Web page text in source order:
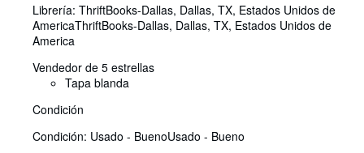
Librería: ThriftBooks-Dallas, Dallas, TX, Estados Unidos de
AmericaThriftBooks-Dallas, Dallas, TX, Estados Unidos de
America
Vendedor de 5 estrellas
Tapa blanda
Condición
Condición: Usado - BuenoUsado - Bueno